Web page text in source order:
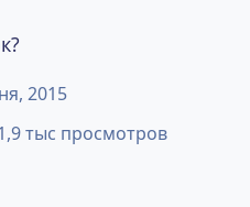
2015
тыс просмотров